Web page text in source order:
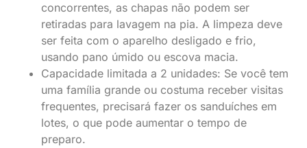
concorrentes, as chapas não podem ser
retiradas para lavagem na pia. A limpeza deve
ser feita com o aparelho desligado e frio,
usando pano úmido ou escova macia.
Capacidade limitada a 2 unidades: Se você tem
uma família grande ou costuma receber visitas
frequentes, precisará fazer os sanduíches em
lotes, o que pode aumentar o tempo de
preparo.